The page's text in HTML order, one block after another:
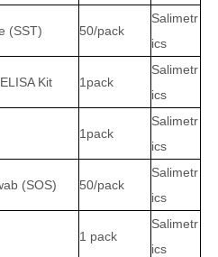
(SST) 50/pack
Salimetr
ics
Kit 1pack
Salimetr
ics
1pack
Salimetr
ics
(SOS) 50/pack
Salimetr
ics
1 pack
Salimetr
ics